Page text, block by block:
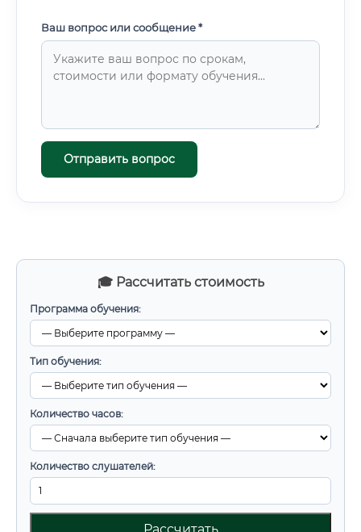
🎓 Рассчитать стоимость
Программа обучения:
Тип обучения:
Количество часов:
Количество слушателей:
Ваш вопрос или сообщение *
Отправить вопрос